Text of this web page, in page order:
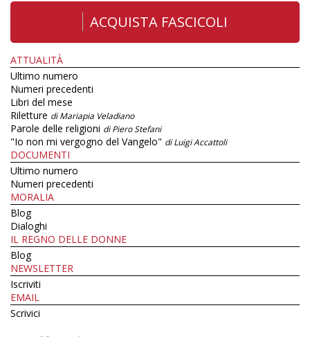
ACQUISTA FASCICOLI
ATTUALITÀ
Ultimo numero
Numeri precedenti
Libri del mese
Riletture di Mariapia Veladiano
Parole delle religioni di Piero Stefani
"Io non mi vergogno del Vangelo" di Luigi Accattoli
DOCUMENTI
Ultimo numero
Numeri precedenti
MORALIA
Blog
Dialoghi
IL REGNO DELLE DONNE
Blog
NEWSLETTER
Iscriviti
EMAIL
Scrivici